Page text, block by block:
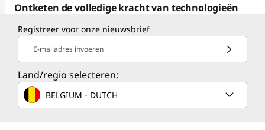
Ontketen de volledige kracht van technologieën
Registreer voor onze nieuwsbrief
E-mailadres invoeren
Land/regio selecteren:
BELGIUM - DUTCH